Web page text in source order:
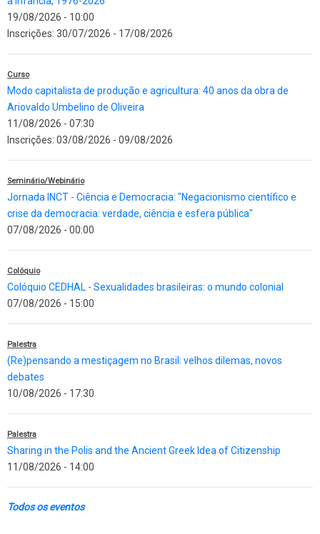
19/08/2026 - 10:00
Inscrições: 30/07/2026 - 17/08/2026
Curso
Modo capitalista de produção e agricultura: 40 anos da obra de
Ariovaldo Umbelino de Oliveira
11/08/2026 - 07:30
Inscrições: 03/08/2026 - 09/08/2026
Seminário/Webinário
Jornada INCT - Ciência e Democracia: "Negacionismo científico e
crise da democracia: verdade, ciência e esfera pública"
07/08/2026 - 00:00
Colóquio
Colóquio CEDHAL - Sexualidades brasileiras: o mundo colonial
07/08/2026 - 15:00
Palestra
(Re)pensando a mestiçagem no Brasil: velhos dilemas, novos
debates
10/08/2026 - 17:30
Palestra
Sharing in the Polis and the Ancient Greek Idea of Citizenship
11/08/2026 - 14:00
Todos os eventos